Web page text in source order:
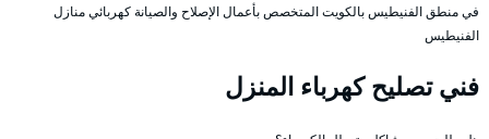
في منطق الفنيطيس بالكويت المتخصص بأعمال الإصلاح والصيانة كهربائي منازل
الفنيطيس
فني تصليح كهرباء المنزل